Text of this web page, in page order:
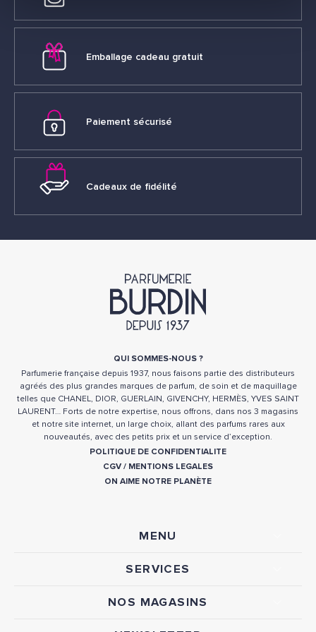
Emballage cadeau gratuit
Paiement sécurisé
Cadeaux de fidélité
QUI SOMMES-NOUS ?
Parfumerie française depuis 1937, nous faisons partie des distributeurs
agréés des plus grandes marques de parfum, de soin et de maquillage
telles que CHANEL, DIOR, GUERLAIN, GIVENCHY, HERMÈS, YVES SAINT
LAURENT… Forts de notre expertise, nous offrons, dans nos 3 magasins
et notre site internet, un large choix, allant des parfums rares aux
nouveautés, avec des petits prix et un service d’exception.
POLITIQUE DE CONFIDENTIALITE
CGV / MENTIONS LEGALES
ON AIME NOTRE PLANÈTE
MENU
SERVICES
NOS MAGASINS